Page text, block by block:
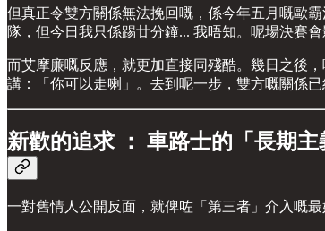
但真正令雙方關係無法挽回嘅，係今年五月嘅歐
隊，但今日我只係踢廿分鐘... 我唔知。呢場決賽
而艾摩廉嘅反應，就更加直接同殘酷。幾日之後
講：「你可以走喇」。去到呢一步，雙方嘅關係已
新歡的追求 ： 車路士的「長期
一對舊情人公開反面，就俾咗「第三者」介入嘅